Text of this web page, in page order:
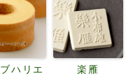
ハリエ 楽雁